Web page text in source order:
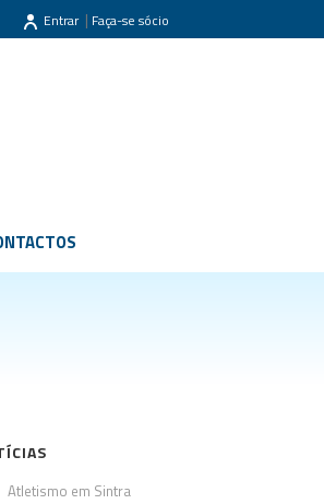
Entrar | Faça-se sócio
Atletismo em Sintra